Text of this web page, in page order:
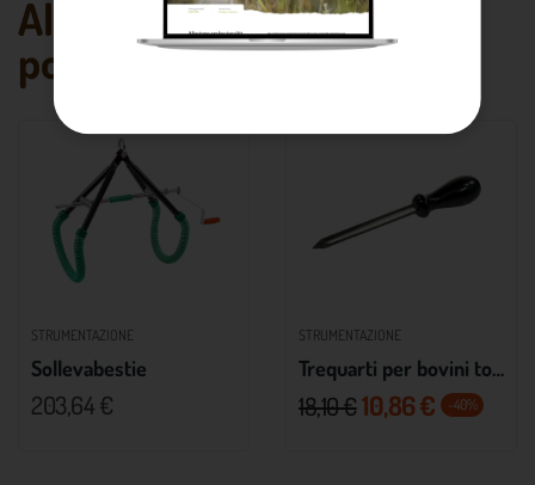
Altri prodotti che
potrebbero piacerti
STRUMENTAZIONE
Sollevabestie
203,64 €
STRUMENTAZIONE
Trequarti per bovini tondo
18,10 €10,86 € -40%